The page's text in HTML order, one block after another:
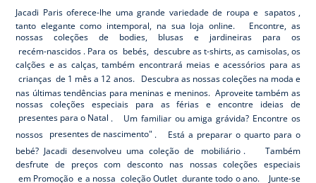
Jacadi Paris oferece-lhe uma grande variedade de roupa e sapatos ,
tanto elegante como intemporal, na sua loja online. Encontre, as
nossas coleções de bodies, blusas e jardineiras para os
recém-nascidos . Para os bebés, descubre as t-shirts, as camisolas, os
calções e as calças, também encontrará meias e acessórios para as
crianças de 1 mês a 12 anos. Descubra as nossas coleções na moda e
nas últimas tendências para meninas e meninos. Aproveite também as
nossas coleções especiais para as férias e encontre ideias de
presentes para o Natal . Um familiar ou amiga grávida? Encontre os
nossos presentes de nascimento" . Está a preparar o quarto para o
bebé? Jacadi desenvolveu uma coleção de
mobiliário . Também
desfrute de preços com desconto nas nossas coleções especiais
em Promoção e a nossa coleção Outlet durante todo o ano. Junte-se